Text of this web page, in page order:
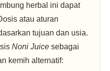
herbal ini dapat
atau aturan
tujuan dan usia.
Noni Juice sebagai
kemih alternatif: